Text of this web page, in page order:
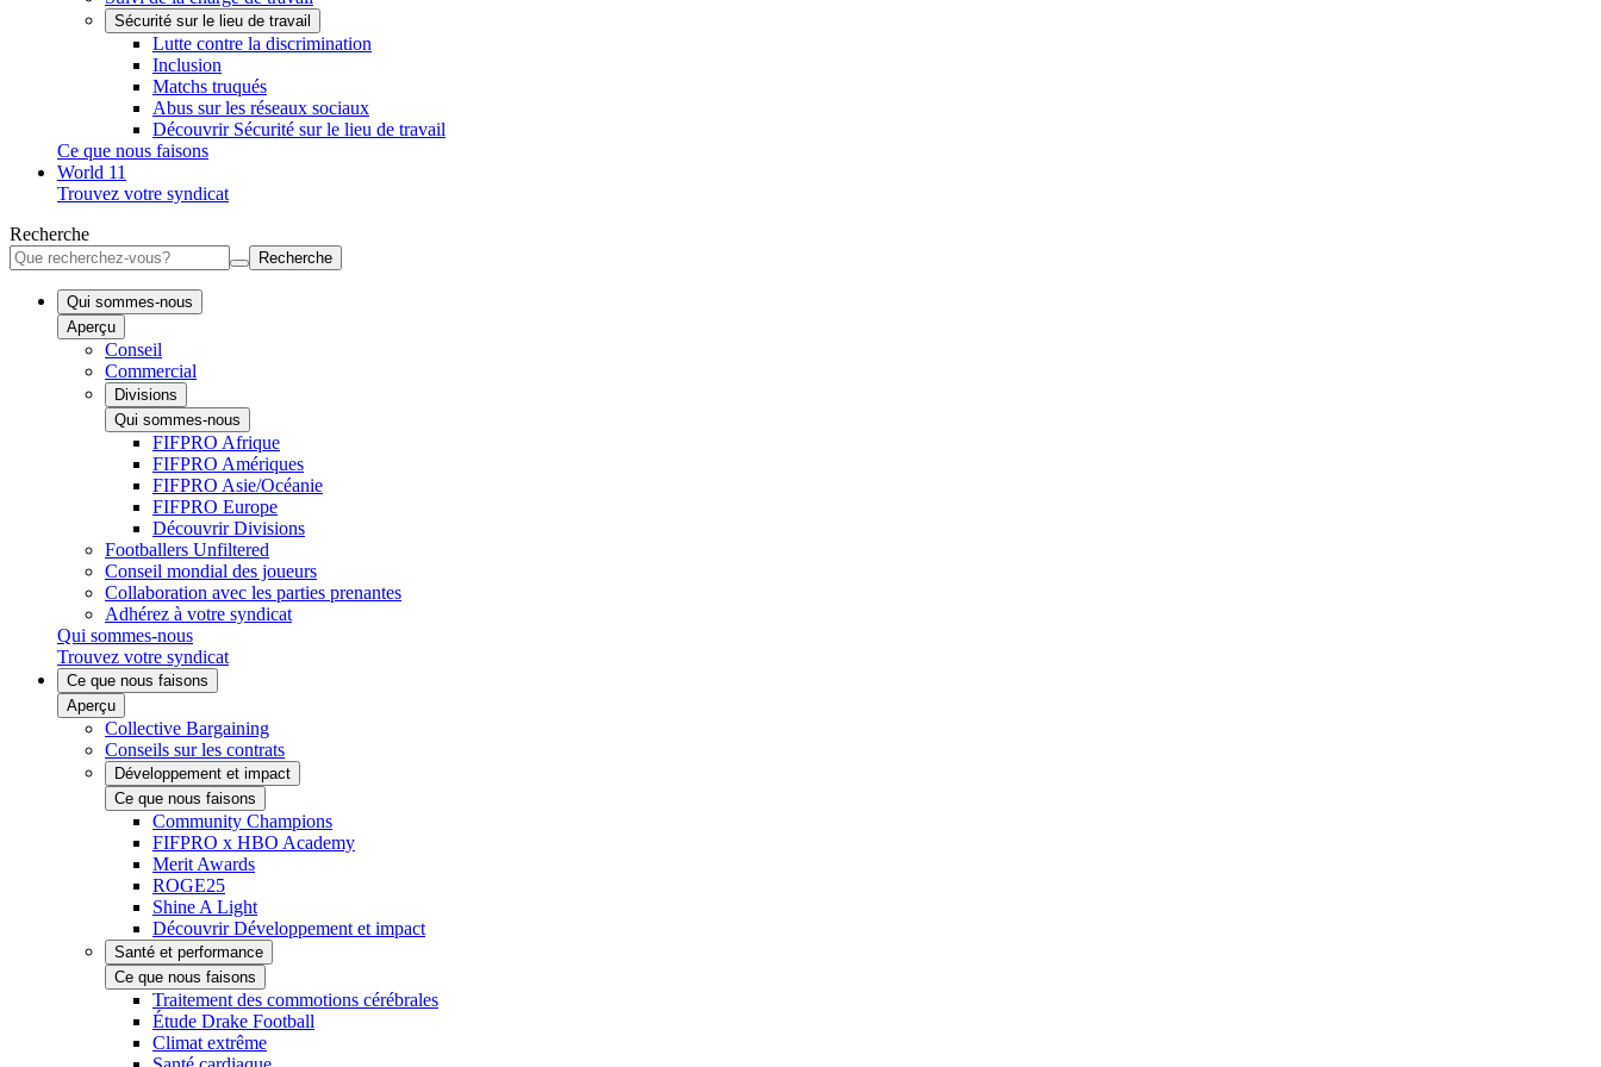
Sécurité sur le lieu de travail
Lutte contre la discrimination
Inclusion
Matchs truqués
Abus sur les réseaux sociaux
Découvrir Sécurité sur le lieu de travail
Ce que nous faisons
World 11
Trouvez votre syndicat
Recherche
Recherche
Qui sommes-nous
Aperçu
Conseil
Commercial
Divisions
Qui sommes-nous
FIFPRO Afrique
FIFPRO Amériques
FIFPRO Asie/Océanie
FIFPRO Europe
Découvrir Divisions
Footballers Unfiltered
Conseil mondial des joueurs
Collaboration avec les parties prenantes
Adhérez à votre syndicat
Qui sommes-nous
Trouvez votre syndicat
Ce que nous faisons
Aperçu
Collective Bargaining
Conseils sur les contrats
Développement et impact
Ce que nous faisons
Community Champions
FIFPRO x HBO Academy
Merit Awards
ROGE25
Shine A Light
Découvrir Développement et impact
Santé et performance
Ce que nous faisons
Traitement des commotions cérébrales
Étude Drake Football
Climat extrême